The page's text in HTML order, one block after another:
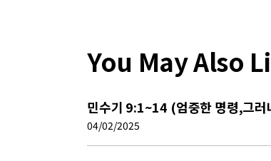
You May Also
민수기 9:1~14 (엄중한 명령,그러
04/02/2025